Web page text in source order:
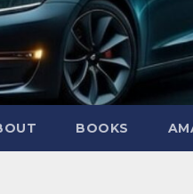
BOOKS